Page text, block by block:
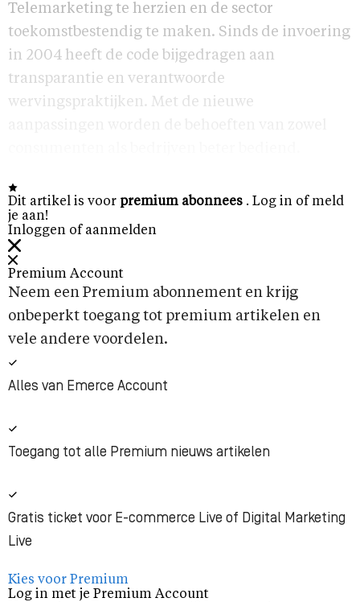
Telemarketing te herzien en de sector
toekomstbestendig te maken. Sinds de invoering
in 2004 heeft de code bijgedragen aan
transparantie en verantwoorde
wervingspraktijken. Met de nieuwe
Dit artikel is voor premium abonnees . Log in of meld
je aan!
Inloggen of aanmelden
Premium Account
Neem een Premium abonnement en krijg
onbeperkt toegang tot premium artikelen en
vele andere voordelen.
Alles van Emerce Account
Toegang tot alle Premium nieuws artikelen
Gratis ticket voor E-commerce Live of Digital Marketing
Live
Kies voor Premium
Log in met je Premium Account